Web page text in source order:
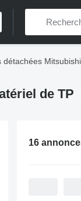
détachées Mitsubishi
de TP
16